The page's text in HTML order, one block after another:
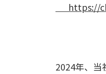
https://
2024年、当